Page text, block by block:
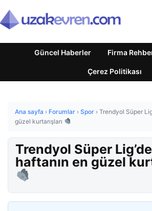
Güncel Haberler Firma
Çerez Politikası
Ana sayfa › Forumlar › Spor › Trendyol Süper
güzel kurtarışları
Trendyol Süper
haftanın en güzel